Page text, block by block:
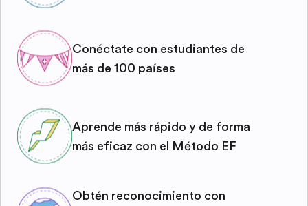
Conéctate con estudiantes de
más de 100 países
Aprende más rápido y de forma
más eficaz con el Método EF
Obtén reconocimiento con